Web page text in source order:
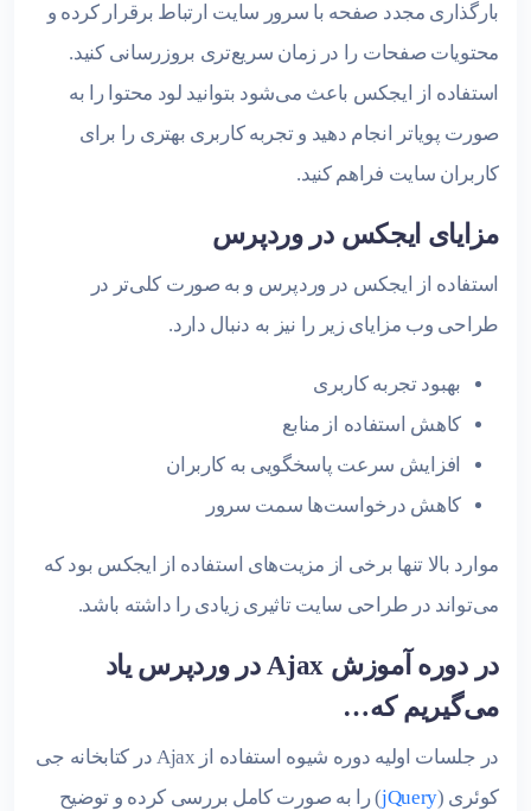
بارگذاری مجدد صفحه با سرور سایت ارتباط برقرار کرده و
محتویات صفحات را در زمان سریع‌تری بروزرسانی کنید.
استفاده از ایجکس باعث می‌شود بتوانید لود محتوا را به
صورت پویاتر انجام دهید و تجربه کاربری بهتری را برای
کاربران سایت فراهم کنید.
مزایای ایجکس در وردپرس
استفاده از ایجکس در وردپرس و به صورت کلی‌تر در
طراحی وب مزایای زیر را نیز به دنبال دارد.
بهبود تجربه کاربری
کاهش استفاده از منابع
افزایش سرعت پاسخگویی به کاربران
کاهش درخواست‌ها سمت سرور
موارد بالا تنها برخی از مزیت‌های استفاده از ایجکس بود که
می‌تواند در طراحی سایت تاثیری زیادی را داشته باشد.
در دوره آموزش Ajax در وردپرس یاد
می‌گیریم که…
در جلسات اولیه دوره شیوه استفاده از Ajax در کتابخانه جی
کوئری (jQuery) را به صورت کامل بررسی کرده و توضیح